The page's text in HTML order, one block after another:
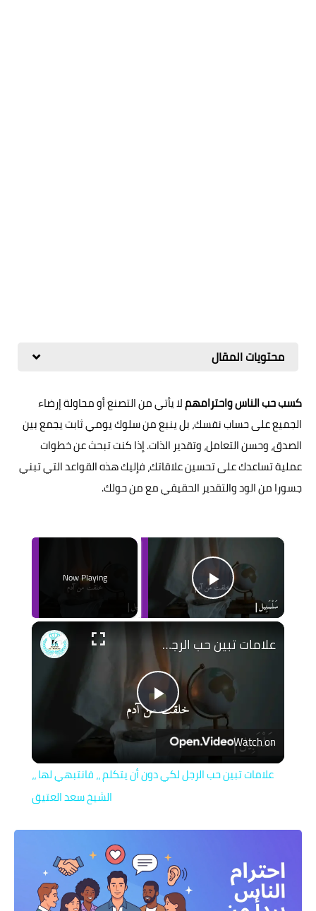
محتويات المقال
كسب حب الناس واحترامهملا يأتي من التصنع أو محاولة إرضاء
الجميع على حساب نفسك، بل ينبع من سلوك يومي ثابت يجمع بين
الصدق، وحسن التعامل، وتقدير الذات. إذا كنت تبحث عن خطوات
عملية تساعدك على تحسين علاقاتك، فإليك هذه القواعد التي تبني
جسورا من الود والتقدير الحقيقي مع من حولك.
×
Play Video
Now Playing
Play
Video
علامات تبين حب الرجل لكي دون أن يتكلم ،، فانتبهي لها ،، الشيخ سعد العتيق
Watch on
علامات تبين حب الرجل لكي دون أن يتكلم ،، فانتبهي لها ،،
الشيخ سعد العتيق